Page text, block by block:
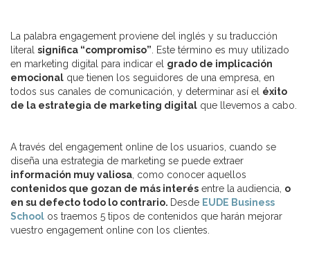
La palabra engagement proviene del inglés y su traducción
literal significa “compromiso”. Este término es muy utilizado
en marketing digital para indicar el grado de implicación
emocional que tienen los seguidores de una empresa, en
todos sus canales de comunicación, y determinar así el éxito
de la estrategia de marketing digital que llevemos a cabo.
A través del engagement online de los usuarios, cuando se
diseña una estrategia de marketing se puede extraer
información muy valiosa, como conocer aquellos
contenidos que gozan de más interés entre la audiencia, o
en su defecto todo lo contrario. Desde EUDE Business
School os traemos 5 tipos de contenidos que harán mejorar
vuestro engagement online con los clientes.